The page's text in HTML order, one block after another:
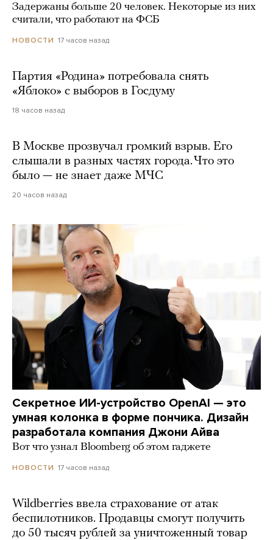
Задержаны больше 20 человек. Некоторые из них
считали, что работают на ФСБ
НОВОСТИ 17 часов назад
Партия «Родина» потребовала снять
«Яблоко» с выборов в Госдуму
18 часов назад
В Москве прозвучал громкий взрыв. Его
слышали в разных частях города. Что это
было — не знает даже МЧС
20 часов назад
Секретное ИИ-устройство OpenAI — это
умная колонка в форме пончика. Дизайн
разработала компания Джони Айва
Вот что узнал Bloomberg об этом гаджете
НОВОСТИ 17 часов назад
Wildberries ввела страхование от атак
беспилотников. Продавцы смогут получить
до 50 тысяч рублей за уничтоженный товар